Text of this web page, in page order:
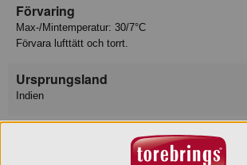
Förvaring
Max-/Mintemperatur: 30/7°C
Förvara lufttätt och torrt.
Ursprungsland
Indien